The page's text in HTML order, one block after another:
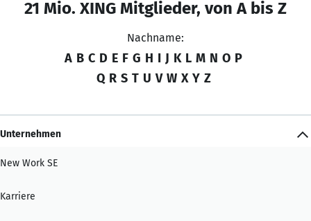
21 Mio. XING Mitglieder, von A bis Z
Nachname:
A B C D E F G H I J K L M N O P
Q R S T U V W X Y Z
Unternehmen
New Work SE
Karriere